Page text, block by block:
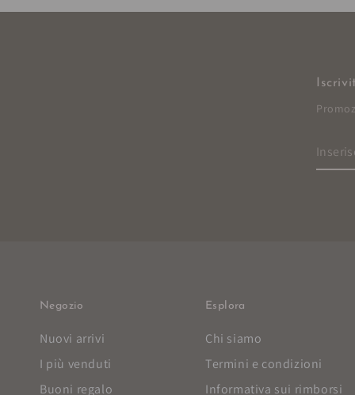
l'e-
Negozio
Nuovi arrivi
I più venduti
Buoni regalo
Esplora
Chi siamo
Termini e condizioni
Informativa sui rimborsi